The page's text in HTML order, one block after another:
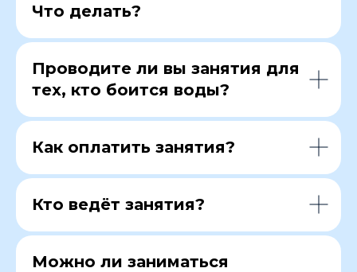
Что делать?
Проводите ли вы занятия для
тех, кто боится воды?
Как оплатить занятия?
Кто ведёт занятия?
Можно ли заниматься